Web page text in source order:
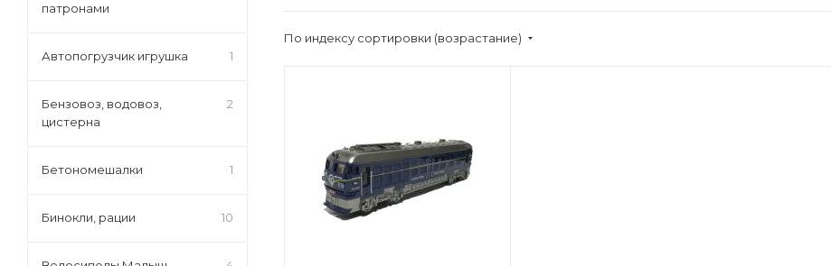
По индексу сортировки (возрастание)
патронами
Автопогрузчик игрушка 1
Бензовоз, водовоз,
цистерна
2
Бетономешалки 1
Бинокли, рации 10